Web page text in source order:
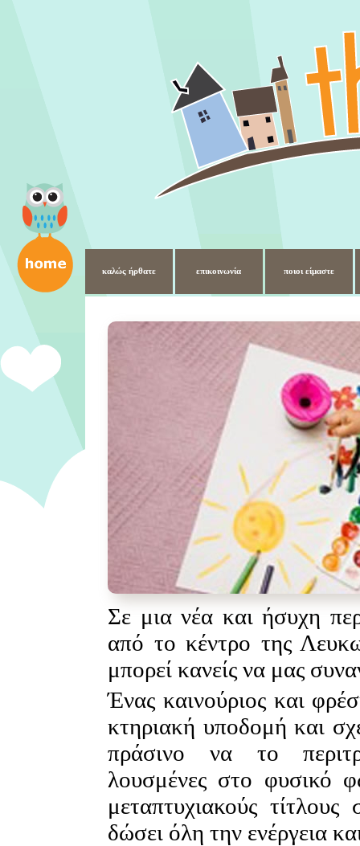
καλώς ήρθατε επικοινωνία ποιοι είμαστε
Σε μια νέα και ήσυχη
από το κέντρο της
μπορεί κανείς να μας
Ένας καινούριος και
κτηριακή υποδομή και
πράσινο να το
λουσμένες στο φυσικό
μεταπτυχιακούς
δώσει όλη την ενέργεια